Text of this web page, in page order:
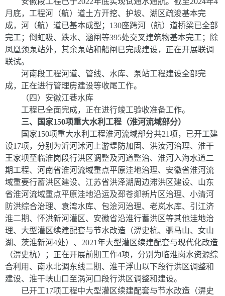
月底，工程河（航）道土方开挖、护坡、湖区疏浚基本完
成，河（航）道已基本成型； 130座跨河（航）道桥梁已全部
完工；倒虹吸、跌水、涵闸等395处交叉建筑物基本完工；除
凤凰颈泵站外，其余泵站和船闸已完成建设，正在开展联调
联试。
河南段工程河道、管线、水库、泵站工程建设全部完
成，正在进行管理房建设等收尾工作。
（四）安徽江巷水库
工程已全面完成，正在进行竣工验收准备工作。
三、国家150项重大水利工程（淮河流域部分）
国家150项重大水利工程淮河流域部分共21项，已开工建
设17项，分别为沂河沭河上游堤防加固、洪汝河治理、淮干
王家坝至临淮岗段行洪区调整及河道整治、淮河入海水道二
期工程、河南省淮河流域重点平原洼地治理、安徽省淮河流
域重要行蓄洪区建设、江苏省洪泽湖周边滞洪区建设、山东
省淮河流域重点平原洼地沿运及邳苍郯新片区治理、小清河
防洪综合治理、袁湾水库、包浍河治理、老岚水库、引江济
淮二期、怀洪新河灌区、安徽省沿淮行蓄洪区等其他洼地治
理、大型灌区续建配套与节水改造（淠史杭、驷马山、女山
湖、茨淮新河4处）、 2021年大型灌区续建配套与现代化改造
（淠史杭）； 正在开展前期工作4项，分别为临淮岗水资源综
合利用、南水北调东线二期、淮干浮山以下段行洪区调整和
建设、淮干峡山口至涡河口段行洪区调整和建设。
已开工17项工程中大型灌区续建配套与节水改造（淠史